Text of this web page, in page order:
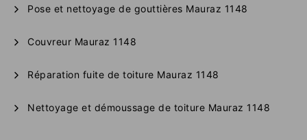
Pose et nettoyage de gouttières Mauraz 1148
Couvreur Mauraz 1148
Réparation fuite de toiture Mauraz 1148
Nettoyage et démoussage de toiture Mauraz 1148